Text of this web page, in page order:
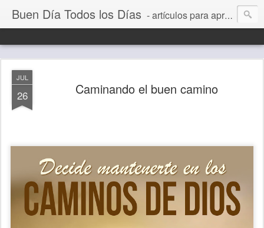
Buen Día Todos los Días - artículos para aprender a vivir mejor, un día a la vez. Por Juan C Quintero
JUL
26 Caminando el buen camino